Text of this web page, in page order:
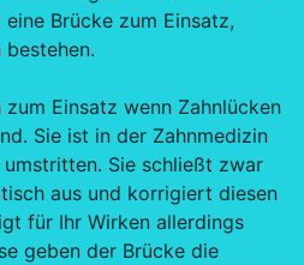
Brücke zum Einsatz,
Einsatz wenn Zahnlücken
Sie ist in der Zahnmedizin
Sie schließt zwar
aus und korrigiert diesen
für Ihr Wirken allerdings
geben der Brücke die